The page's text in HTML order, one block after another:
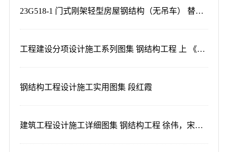
23G518-1 门式刚架轻型房屋钢结构（无吊车） 替代02G518-1图集
工程建设分项设计施工系列图集 钢结构工程 上 《工程建设分项设计施工系列图集》编委会
钢结构工程设计施工实用图集 段红霞
建筑工程设计施工详细图集 钢结构工程 徐伟，宋康 10311281